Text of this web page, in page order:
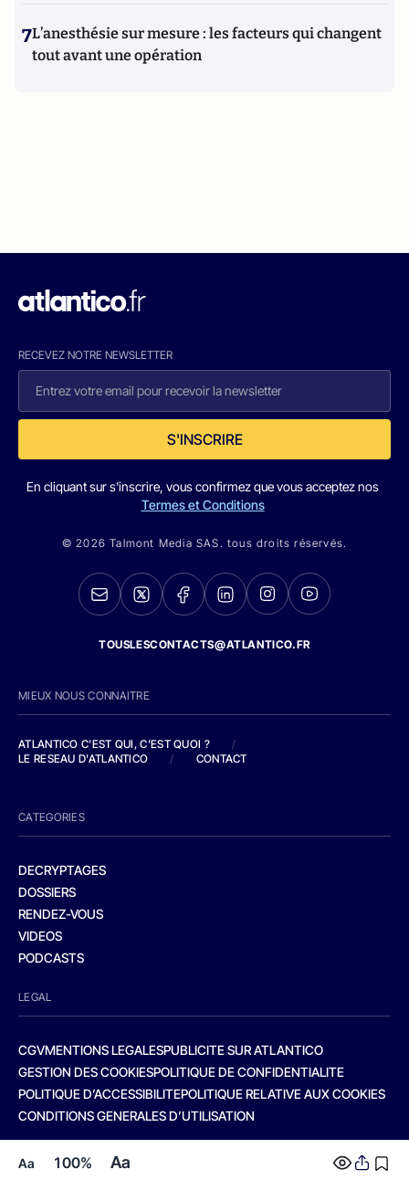
Aa 100% Aa
7L’anesthésie sur mesure : les facteurs qui changent
tout avant une opération
RECEVEZ NOTRE NEWSLETTER
S'INSCRIRE
En cliquant sur s'inscrire, vous confirmez que vous acceptez nos
Termes et Conditions
© 2026 Talmont Media SAS. tous droits réservés.
TOUSLESCONTACTS@ATLANTICO.FR
MIEUX NOUS CONNAITRE
ATLANTICO C'EST QUI, C'EST QUOI ?
/
LE RESEAU D'ATLANTICO
/ CONTACT
CATEGORIES
DECRYPTAGES
DOSSIERS
RENDEZ-VOUS
VIDEOS
PODCASTS
LEGAL
CGVMENTIONS LEGALESPUBLICITE SUR ATLANTICO
GESTION DES COOKIESPOLITIQUE DE CONFIDENTIALITE
POLITIQUE D’ACCESSIBILITEPOLITIQUE RELATIVE AUX COOKIES
CONDITIONS GENERALES D’UTILISATION